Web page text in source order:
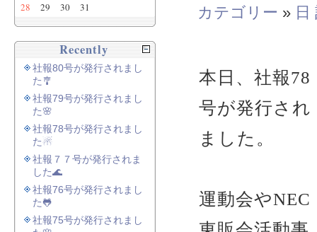
カテゴリー » 日
本日、社報78
号が発行され
ました。
運動会やNEC
28
29 30 31
Recently
社報80号が発行されまし
た🎐
社報79号が発行されまし
た🌸
社報78号が発行されまし
た☃
社報７７号が発行されま
した🌊
社報76号が発行されまし
た🐸
社報75号が発行されまし